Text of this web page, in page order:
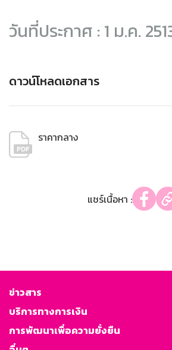
วันที่ประกาศ : 1 ม.ค.
ดาวน์โหลดเอกสาร
ราคากลาง
แชร์เนื้อหา :
ข่าวสาร
บริการทางการเงิน
การพัฒนาเพื่อความยั่งยืน